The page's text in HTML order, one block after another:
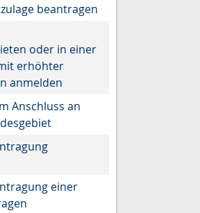
beantragen
oder in einer
erhöhter
anmelden
Anschluss an
einer